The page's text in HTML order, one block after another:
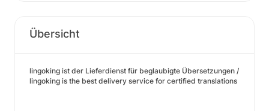
Übersicht
lingoking ist der Lieferdienst für beglaubigte Übersetzungen /
lingoking is the best delivery service for certified translations